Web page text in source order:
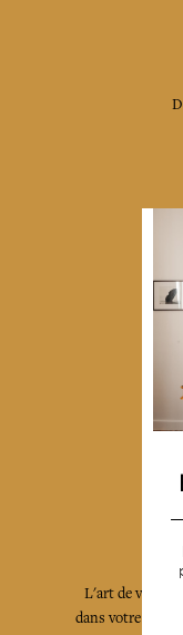
L'art de vivre
dans votre boîte